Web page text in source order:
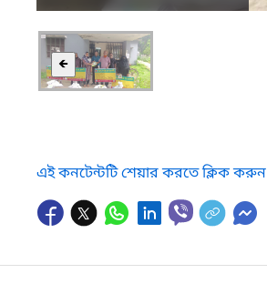
🡸
এই কনটেন্টটি শেয়ার করতে ক্লিক করুন